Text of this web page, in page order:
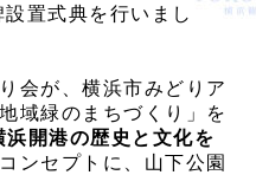
置式典を行いまし
会が、横浜市みどりア
域緑のまちづくり」を
浜開港の歴史と文化を
ンセプトに、山下公園